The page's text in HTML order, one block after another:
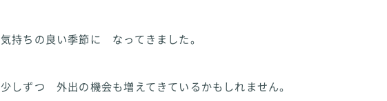
気持ちの良い季節に なってきました。
少しずつ 外出の機会も増えてきているかもしれません。